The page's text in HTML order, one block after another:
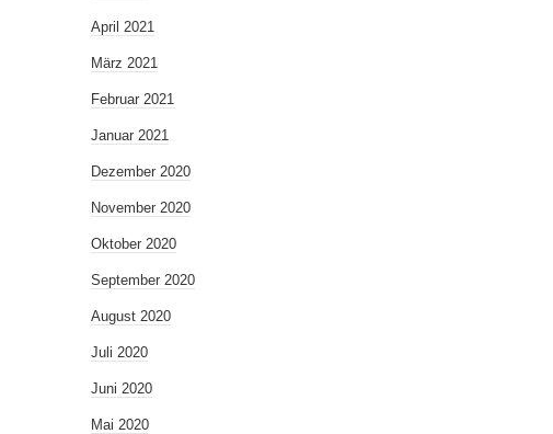
April 2021
März 2021
Februar 2021
Januar 2021
Dezember 2020
November 2020
Oktober 2020
September 2020
August 2020
Juli 2020
Juni 2020
Mai 2020